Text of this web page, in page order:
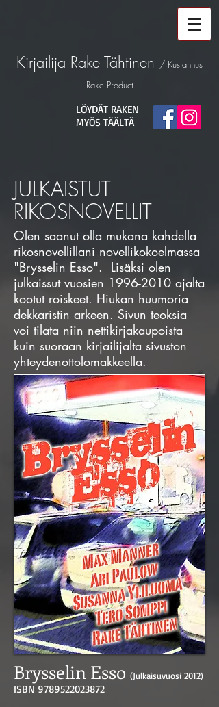
Kirjailija Rake Tähtinen / Kustannus
Rake Product
LÖYDÄT RAKEN
MYÖS TÄÄLTÄ
JULKAISTUT
RIKOSNOVELLIT
Olen saanut olla mukana kahdella
rikosnovellillani novellikokoelmassa
"Brysselin Esso". Lisäksi olen
julkaissut vuosien 1996-2010 ajalta
kootut roiskeet. Hiukan huumoria
dekkaristin arkeen. Sivun teoksia
voi tilata niin nettikirjakaupoista
kuin suoraan kirjailijalta sivuston
yhteydenottolomakkeella.
Brysselin Esso (Julkaisuvuosi 2012)
ISBN 9789522023872